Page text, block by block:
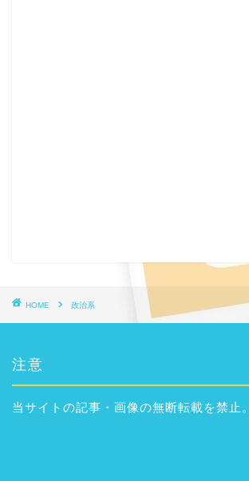
HOME 政治系
注意
当サイトの記事・画像の無断転載を禁止。